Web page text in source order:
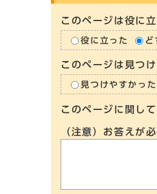
このページは役に
役に立った ど
このページは見つ
見つけやすかった
このページに関し
（注意）お答えが